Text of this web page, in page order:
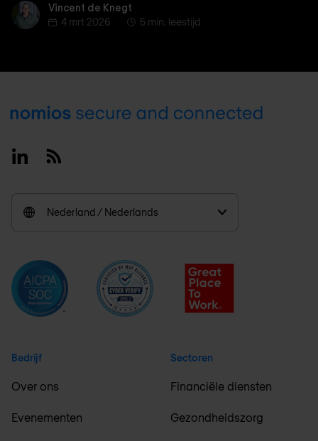
Vincent de Knegt
Vincent de Knegt
4 mrt 2026
5 min. leestijd
Footer
LinkedinRSS
Nederland / Nederlands
Bedrijf
Over ons
Evenementen
Sectoren
Financiële diensten
Gezondheidszorg